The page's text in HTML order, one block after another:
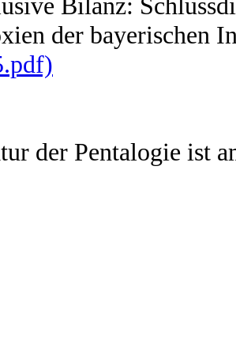
der bayerischen
der Pentalogie ist